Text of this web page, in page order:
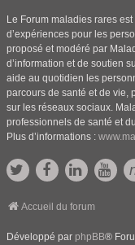
Le Forum maladies rares
d’expériences pour les
proposé et modéré par
d’information et de soutien
aide au quotidien les
parcours de santé et de vie,
sur les réseaux sociaux.
professionnels de santé et
Plus d’informations :
Accueil du forum
Développé par phpBB®